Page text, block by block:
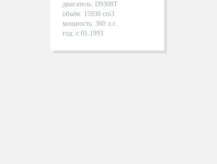
двигатель: D9308T
объём: 15930 cm3
мощность: 360 л.с.
год: с 01.1993